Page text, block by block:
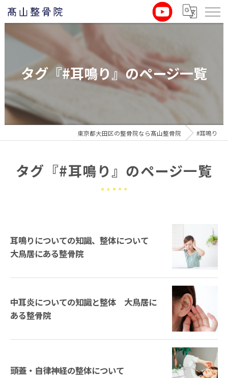
タグ『#耳鳴り』のページ一覧
東京都大田区の整骨院なら髙山整骨院 #耳鳴り
タグ『#耳鳴り』のページ一覧
耳鳴りについての知識、整体について
大鳥居にある整骨院
中耳炎についての知識と整体 大鳥居に
ある整骨院
頭蓋・自律神経の整体について